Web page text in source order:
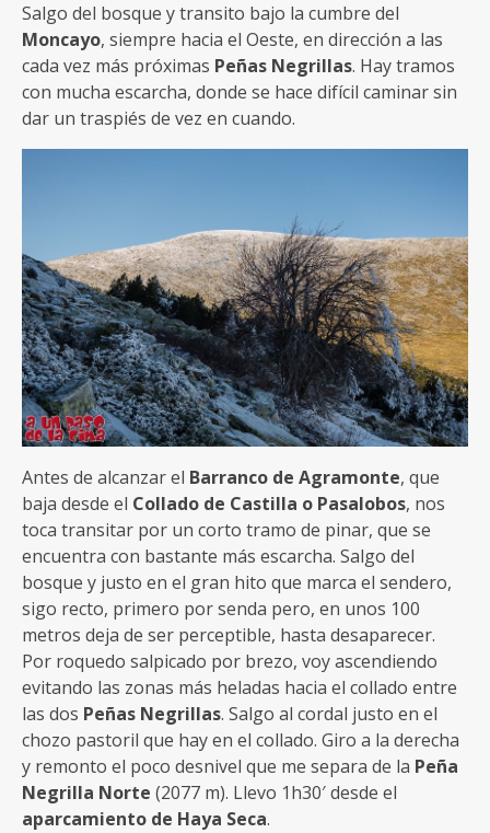
Salgo del bosque y transito bajo la cumbre del
Moncayo, siempre hacia el Oeste, en dirección a las
cada vez más próximas Peñas Negrillas. Hay tramos
con mucha escarcha, donde se hace difícil caminar sin
dar un traspiés de vez en cuando.
Antes de alcanzar el Barranco de Agramonte, que
baja desde el Collado de Castilla o Pasalobos, nos
toca transitar por un corto tramo de pinar, que se
encuentra con bastante más escarcha. Salgo del
bosque y justo en el gran hito que marca el sendero,
sigo recto, primero por senda pero, en unos 100
metros deja de ser perceptible, hasta desaparecer.
Por roquedo salpicado por brezo, voy ascendiendo
evitando las zonas más heladas hacia el collado entre
las dos Peñas Negrillas. Salgo al cordal justo en el
chozo pastoril que hay en el collado. Giro a la derecha
y remonto el poco desnivel que me separa de la Peña
Negrilla Norte (2077 m). Llevo 1h30′ desde el
aparcamiento de Haya Seca.